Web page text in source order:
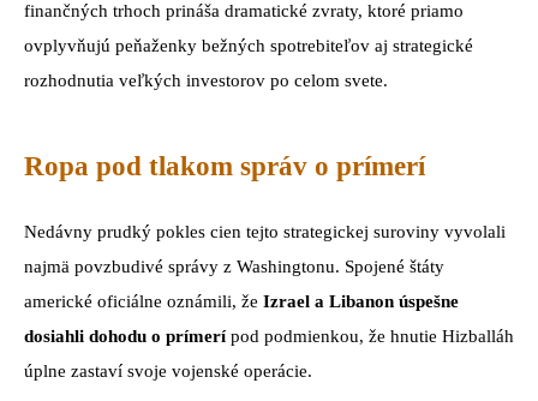
finančných trhoch prináša dramatické zvraty, ktoré priamo
ovplyvňujú peňaženky bežných spotrebiteľov aj strategické
rozhodnutia veľkých investorov po celom svete.
Ropa pod tlakom správ o prímerí
Nedávny prudký pokles cien tejto strategickej suroviny vyvolali
najmä povzbudivé správy z Washingtonu. Spojené štáty
americké oficiálne oznámili, že Izrael a Libanon úspešne
dosiahli dohodu o prímerípod podmienkou, že hnutie Hizballáh
úplne zastaví svoje vojenské operácie.